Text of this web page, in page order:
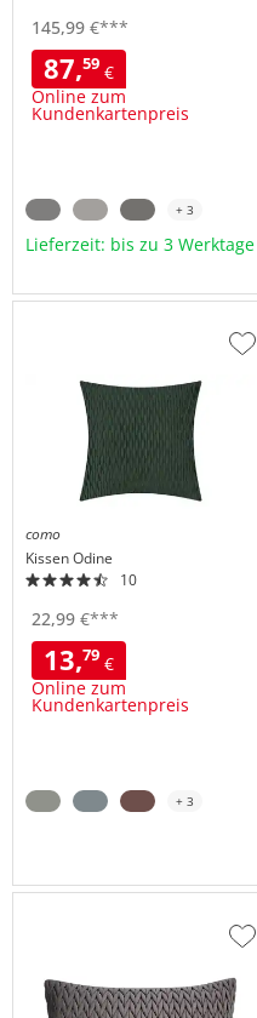
145,99 €***
87,59 €
Online zum
Kundenkartenpreis
+ 3
Lieferzeit: bis zu 3 Werktage
como
KissenOdine
10
22,99 €***
13,79 €
Online zum
Kundenkartenpreis
+ 3
Zur
Zur